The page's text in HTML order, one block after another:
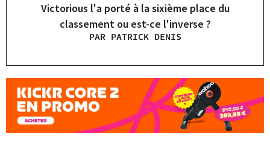
Victorious l'a porté à la sixième place du
classement ou est-ce l'inverse ?
PAR PATRICK DENIS